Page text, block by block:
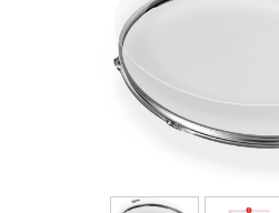
Sintetizadores & samplers
Grabación